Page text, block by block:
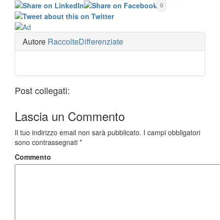
0
Autore RaccolteDifferenziate
Post collegati:
Lascia un Commento
Il tuo indirizzo email non sarà pubblicato. I campi obbligatori
sono contrassegnati *
Commento